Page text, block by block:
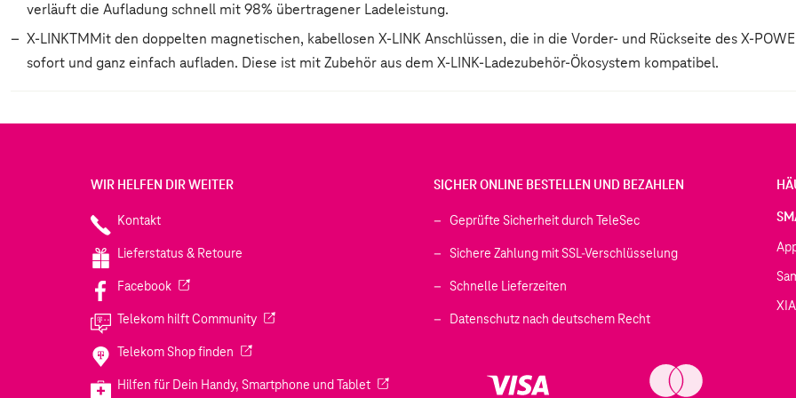
verläuft die Aufladung schnell mit 98% übertragener Ladeleistung.
X-LINKTMMit den doppelten magnetischen, kabellosen X-LINK Anschlüssen, die in die Vorder- und Rückseite des X-
sofort und ganz einfach aufladen. Diese ist mit Zubehör aus dem X-LINK-Ladezubehör-Ökosystem kompatibel.
WIR HELFEN DIR WEITER
Kontakt
Lieferstatus & Retoure
Facebook(Wird in einem neuen Tab geöffnet)
Telekom hilft Community(Wird in einem neuen Tab geöffnet)
Telekom Shop finden (Wird in einem neuen Tab geöffnet)
Hilfen für Dein Handy, Smartphone und Tablet(Wird in einem neuen Tab geöffnet)
SICHER ONLINE BESTELLEN UND BEZAHLEN
Geprüfte Sicherheit durch TeleSec
Sichere Zahlung mit SSL-Verschlüsselung
Schnelle Lieferzeiten
Datenschutz nach deutschem Recht